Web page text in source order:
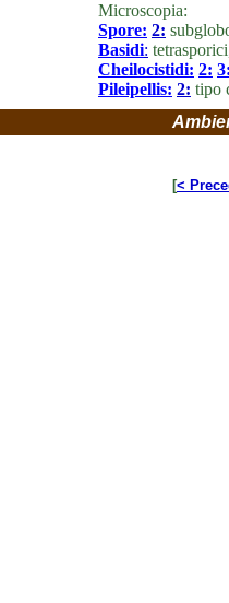
Microscopia:
Spore: 2:
Basidi:
Cheilocistidi: 2: 3:
Pileipellis: 2: tipo
[<